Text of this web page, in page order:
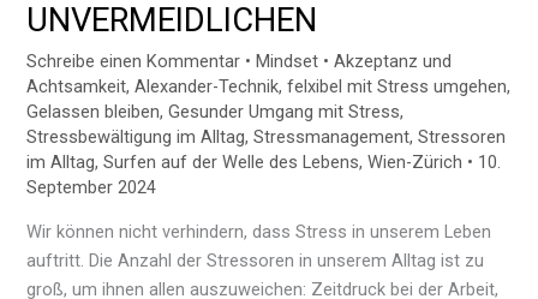
UNVERMEIDLICHEN
Schreibe einen Kommentar •Mindset •Akzeptanz und
Achtsamkeit,Alexander-Technik,felxibel mit Stress umgehen,
Gelassen bleiben,Gesunder Umgang mit Stress,
Stressbewältigung im Alltag,Stressmanagement,Stressoren
im Alltag,Surfen auf der Welle des Lebens,Wien-Zürich • 10.
September 2024
Wir können nicht verhindern, dass Stress in unserem Leben
auftritt. Die Anzahl der Stressoren in unserem Alltag ist zu
groß, um ihnen allen auszuweichen: Zeitdruck bei der Arbeit,